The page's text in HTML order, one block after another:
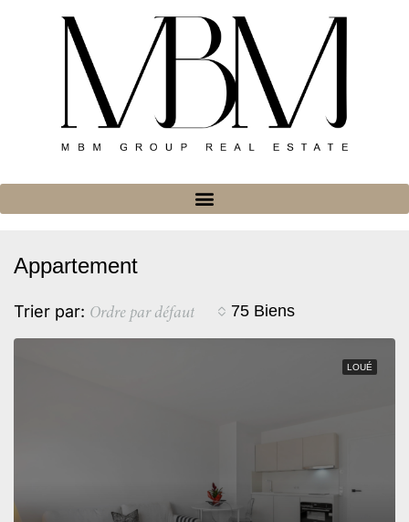
Appartement
75 Biens
Trier par: Ordre par défaut
LOUÉ